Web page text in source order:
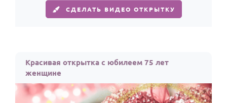
По годам
СДЕЛАТЬ ВИДЕО ОТКРЫТКУ
Красивая открытка с юбилеем 75 лет
женщине